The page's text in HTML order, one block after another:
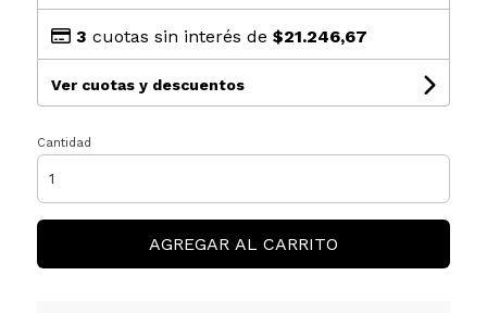
3 cuotas sin interés de $21.246,67
Ver cuotas y descuentos
Cantidad
AGREGAR AL CARRITO